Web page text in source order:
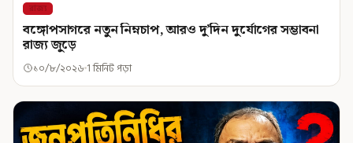
রাজ্য
বঙ্গোপসাগরে নতুন নিম্নচাপ, আরও দু’দিন দুর্যোগের সম্ভাবনা
রাজ্য জুড়ে
১০/৮/২০২৬ 1 মিনিট পড়া